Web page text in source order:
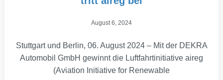
August 6, 2024
Stuttgart und Berlin, 06. August 2024 – Mit der DEKRA
Automobil GmbH gewinnt die Luftfahrtinitiative aireg
(Aviation Initiative for Renewable